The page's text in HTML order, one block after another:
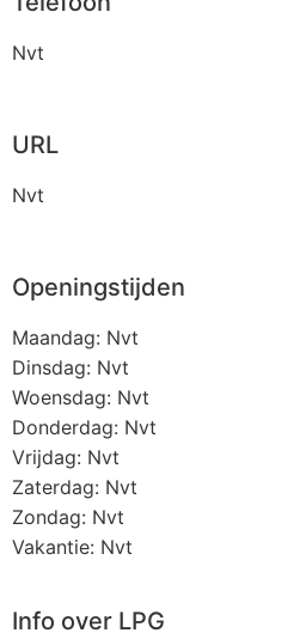
Nvt
URL
Nvt
Openingstijden
Maandag: Nvt
Dinsdag: Nvt
Woensdag: Nvt
Donderdag: Nvt
Vrijdag: Nvt
Zaterdag: Nvt
Zondag: Nvt
Vakantie: Nvt
Info over LPG